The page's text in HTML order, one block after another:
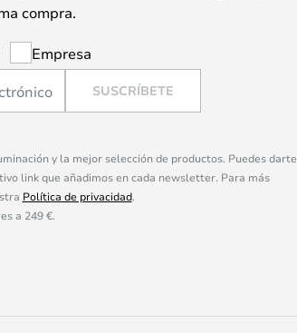
compra.
Empresa
SUSCRÍBETE
y la mejor selección de productos. Puedes darte
link que añadimos en cada newsletter. Para más
Política de privacidad.
a 249 €.